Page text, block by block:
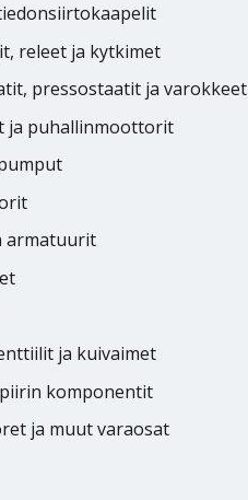
releet ja kytkimet
pressostaatit ja varokkeet
ja puhallinmoottorit
armatuurit
ja kuivaimet
komponentit
ja muut varaosat